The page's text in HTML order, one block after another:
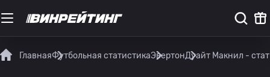
ГлавнаяФутбольная статистикаЭвертонДуайт Макнил -